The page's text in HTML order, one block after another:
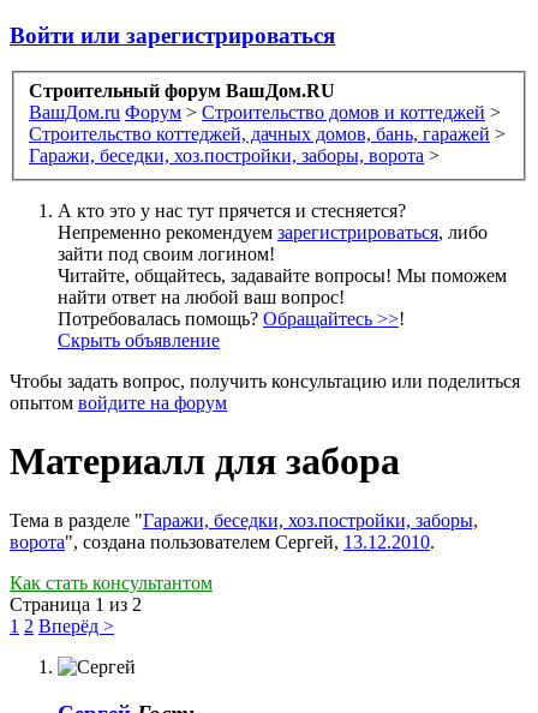
Войти или зарегистрироваться
Строительный форум ВашДом.RU
ВашДом.ru Форум > Строительство домов и коттеджей >
Строительство коттеджей, дачных домов, бань, гаражей >
Гаражи, беседки, хоз.постройки, заборы, ворота >
А кто это у нас тут прячется и стесняется?
Непременно рекомендуем зарегистрироваться, либо
зайти под своим логином!
Читайте, общайтесь, задавайте вопросы! Мы поможем
найти ответ на любой ваш вопрос!
Потребовалась помощь? Обращайтесь >>!
Скрыть объявление
Чтобы задать вопрос, получить консультацию или поделиться
опытом войдите на форум
Материалл для забора
Тема в разделе "Гаражи, беседки, хоз.постройки, заборы,
ворота", создана пользователем Сергей, 13.12.2010.
Как стать консультантом
Страница 1 из 2
1 2 Вперёд >